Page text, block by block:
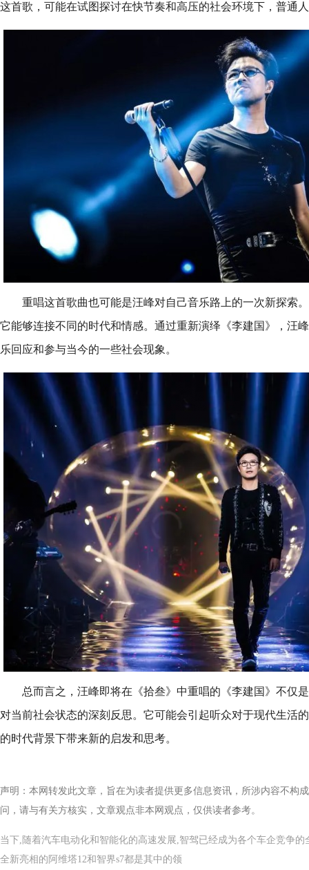
这首歌，可能在试图探讨在快节奏和高压的社会环境下，普通
重唱这首歌曲也可能是汪峰对自己音乐路上的一次新探索
它能够连接不同的时代和情感。通过重新演绎《李建国》，汪
乐回应和参与当今的一些社会现象。
总而言之，汪峰即将在《拾叁》中重唱的《李建国》不仅
对当前社会状态的深刻反思。它可能会引起听众对于现代生活
的时代背景下带来新的启发和思考。
声明：本网转发此文章，旨在为读者提供更多信息资讯，所涉内容不构
问，请与有关方核实，文章观点非本网观点，仅供读者参考。
当下,随着汽车电动化和智能化的高速发展,智驾已经成为各个车企竞争
全新亮相的阿维塔12和智界s7都是其中的领